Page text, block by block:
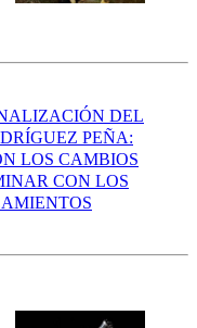
DEL
PEÑA:
LOS CAMBIOS
CON LOS